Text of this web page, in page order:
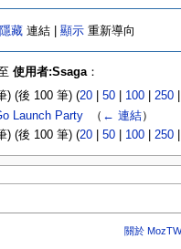
隱藏 連結 |顯示 重新導向
使用者:Ssaga：
) (後 100 筆) (20| 50| 100| 250
Launch Party‎ （ ← 連結）
) (後 100 筆) (20| 50| 100| 250
關於